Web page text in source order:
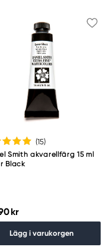
Meguro-ku
(15)
Smith akvarellfärg 15 ml
Black
kr
Lägg i varukorgen